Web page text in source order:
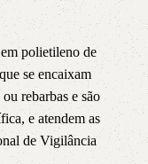
polietileno de
se encaixam
rebarbas e são
e atendem as
de Vigilância